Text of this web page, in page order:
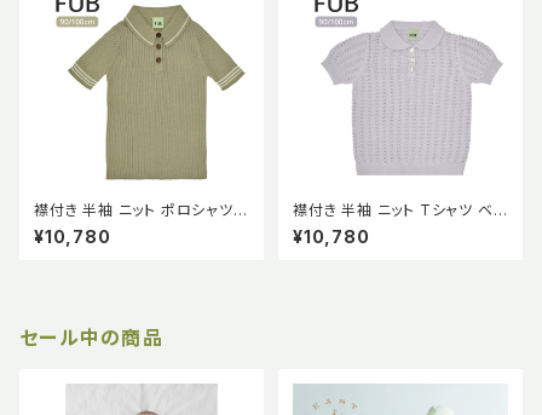
襟付き 半袖 ニット ポロシャツ
ライン入り ニットTシャツ オーガ
ニックコットン GOTS認証【FU
¥10,780
襟付き 半袖 ニット Tシャツ ベビ
ー GOTS認証 【FUB】2023 S
S
¥10,780
セール中の商品